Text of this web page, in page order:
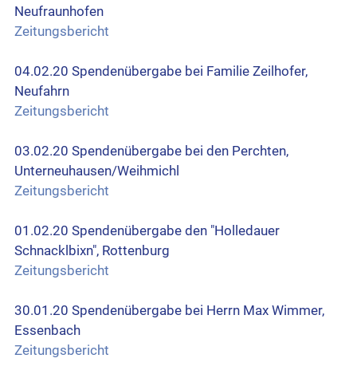
Neufraunhofen
Zeitungsbericht
04.02.20 Spendenübergabe bei Familie Zeilhofer,
Neufahrn
Zeitungsbericht
03.02.20 Spendenübergabe bei den Perchten,
Unterneuhausen/Weihmichl
Zeitungsbericht
01.02.20 Spendenübergabe den "Holledauer
Schnacklbixn", Rottenburg
Zeitungsbericht
30.01.20 Spendenübergabe bei Herrn Max Wimmer,
Essenbach
Zeitungsbericht